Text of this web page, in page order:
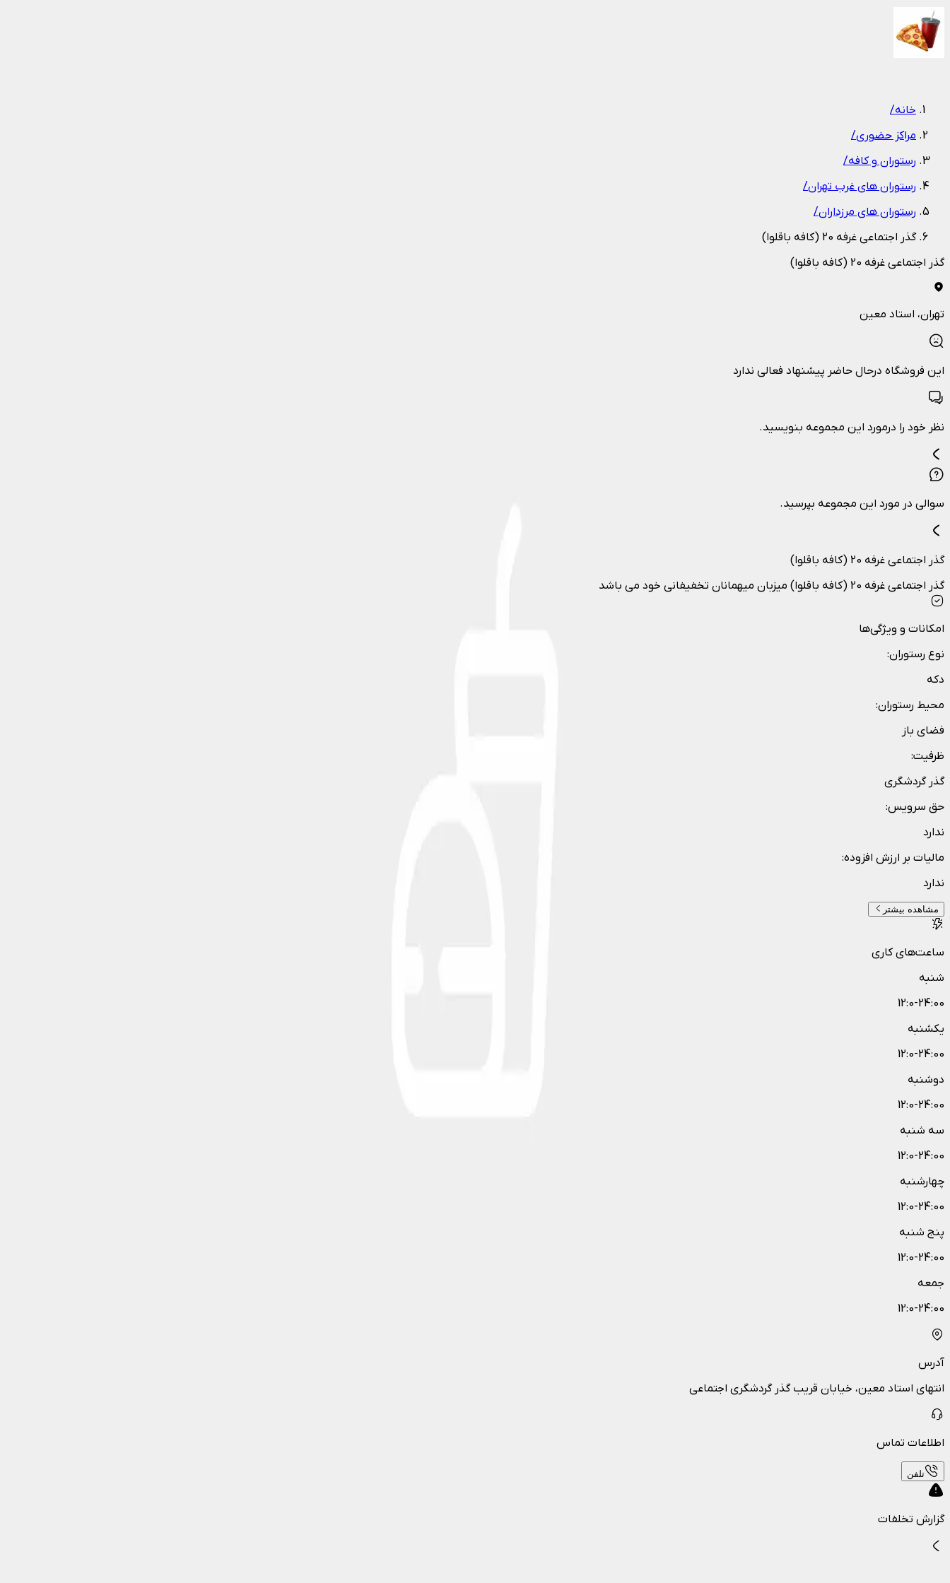
خانه/
مراکز حضوری/
رستوران و کافه/
رستوران های غرب تهران/
رستوران های مرزداران/
گذر اجتماعی غرفه 20 (کافه باقلوا)
گذر اجتماعی غرفه 20 (کافه باقلوا)
تهران، استاد معین
این فروشگاه درحال حاضر پیشنهاد فعالی ندارد
نظر خود را درمورد این مجموعه بنویسید.
سوالی در مورد این مجموعه بپرسید.
گذر اجتماعی غرفه 20 (کافه باقلوا)
گذر اجتماعی غرفه 20 (کافه باقلوا) میزبان میهمانان تخفیفانی خود می باشد
امکانات و ویژگی‌ها
نوع رستوران:
دکه
محیط رستوران:
فضای باز
ظرفیت:
گذر گردشگری
حق سرویس:
ندارد
مالیات بر ارزش افزوده:
ندارد
مشاهده بیشتر
ساعت‌های کاری
شنبه
12:0-24:00
یکشنبه
12:0-24:00
دوشنبه
12:0-24:00
سه شنبه
12:0-24:00
چهارشنبه
12:0-24:00
پنج شنبه
12:0-24:00
جمعه
12:0-24:00
آدرس
انتهای استاد معین، خیابان قریب گذر گردشگری اجتماعی
اطلاعات تماس
تلفن
گزارش تخلفات